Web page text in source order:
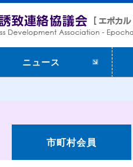
ニュース
市町村会員